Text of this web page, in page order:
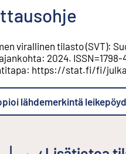
virallinen tilasto (SVT):
: 2024. ISSN=1798-
: https://stat.fi/fi/
lähdemerkintä